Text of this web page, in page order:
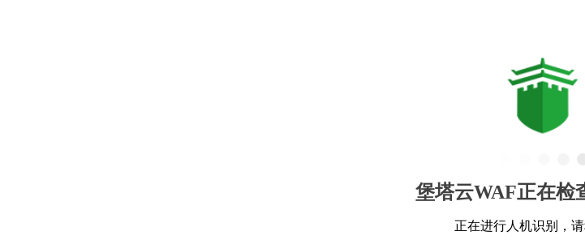
堡塔云WAF正在检
正在进行人机识别，